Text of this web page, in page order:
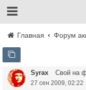
Главная Форум
Syrax Свой на
27 сен 2009, 02:22